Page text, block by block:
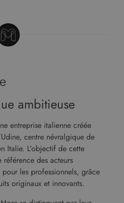
ambitieuse
entreprise italienne créée
centre névralgique de
Italie. L’objectif de cette
des acteurs
les professionnels, grâce
originaux et innovants.